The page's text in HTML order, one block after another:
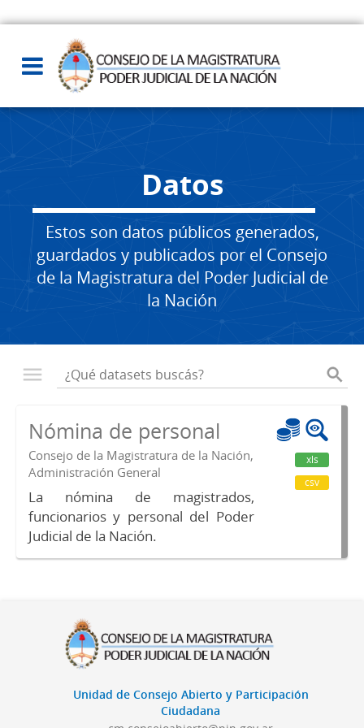
Datos
Estos son datos públicos generados,
guardados y publicados por el Consejo
de la Magistratura del Poder Judicial de
la Nación
Nómina de personal
Consejo de la Magistratura de la Nación,
Administración General
La nómina de magistrados,
funcionarios y personal del Poder
Judicial de la Nación.
xls
csv
Unidad de Consejo Abierto y Participación
Ciudadana